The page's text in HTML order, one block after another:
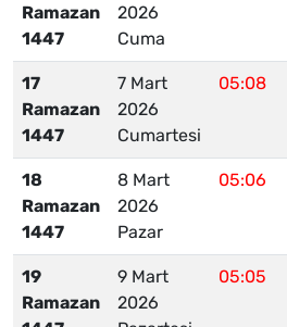
Ramazan
1447
2026
Cuma
17
Ramazan
1447
7 Mart
2026
Cumartesi
05:08
18
Ramazan
1447
8 Mart
2026
Pazar
05:06
19
Ramazan
9 Mart
2026
05:05